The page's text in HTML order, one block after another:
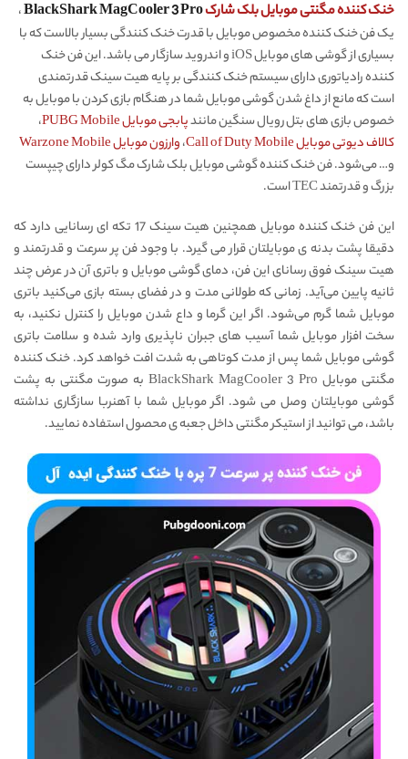
خنک کننده مگنتی موبایل بلک شارک
،
یک فن خنک کننده مخصوص موبایل با قدرت خنک کنندگی بسیار بالاست که با
بسیاری از گوشی های موبایل iOS و اندروید سازگار می باشد. این فن خنک
کننده رادیاتوری دارای سیستم خنک کنندگی بر پایه هیت سینک قدرتمندی
است که مانع از داغ شدن گوشی موبایل شما در هنگام بازی کردن با موبایل به
خصوص بازی های بتل رویال سنگین مانندپابجی موبایل PUBG Mobile
،
کالاف دیوتی موبایل Call of Duty Mobile
،وارزون موبایل Warzone Mobile
و… می‌شود. فن خنک کننده گوشی موبایل بلک شارک مگ کولر دارای چیپست
بزرگ و قدرتمند TEC است.
این فن خنک کننده موبایل همچنین هیت سینک 17 تکه ای رسانایی دارد که
دقیقا پشت بدنه ی موبایلتان قرار می گیرد. با وجود فن پر سرعت و قدرتمند و
هیت سینک فوق رسانای این فن، دمای گوشی موبایل و باتری آن در عرض چند
ثانیه پایین می‌آید. زمانی که طولانی مدت و در فضای بسته بازی می‌کنید باتری
موبایل شما گرم می‌شود. اگر این گرما و داع شدن موبایل را کنترل نکنید، به
سخت افزار موبایل شما آسیب های جبران ناپذیری وارد شده و سلامت باتری
گوشی موبایل شما پس از مدت کوتاهی به شدت افت خواهد کرد. خنک کننده
مگنتی موبایل BlackShark MagCooler 3 Pro به صورت مگنتی به پشت
گوشی موبایلتان وصل می شود. اگر موبایل شما با آهنربا سازگاری نداشته
باشد، می توانید از استیکر مگنتی داخل جعبه ی محصول استفاده نمایید.